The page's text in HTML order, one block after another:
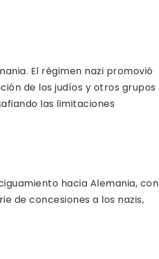
El régimen nazi promovió
de los judíos y otros grupos
las limitaciones
hacia Alemania, con
de concesiones a los nazis,